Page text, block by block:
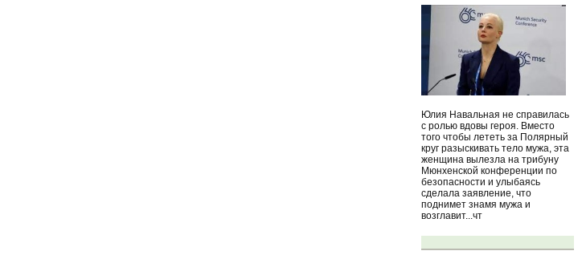
Юлия Навальная не справилась
с ролью вдовы героя. Вместо
того чтобы лететь за Полярный
круг разыскивать тело мужа, эта
женщина вылезла на трибуну
Мюнхенской конференции по
безопасности и улыбаясь
сделала заявление, что
поднимет знамя мужа и
возглавит...чт